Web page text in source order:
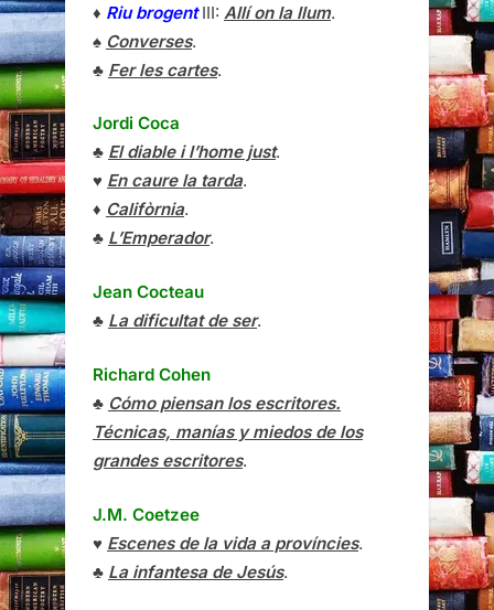
♦ Riu brogentIII: Allí on la llum.
♠ Converses.
♣ Fer les cartes.
Jordi Coca
♣ El diable i l’home just.
♥ En caure la tarda.
♦ Califòrnia.
♣ L’Emperador.
Jean Cocteau
♣ La dificultat de ser.
Richard Cohen
♣ Cómo piensan los escritores.
Técnicas, manías y miedos de los
grandes escritores.
J.M. Coetzee
♥ Escenes de la vida a províncies.
♣ La infantesa de Jesús.